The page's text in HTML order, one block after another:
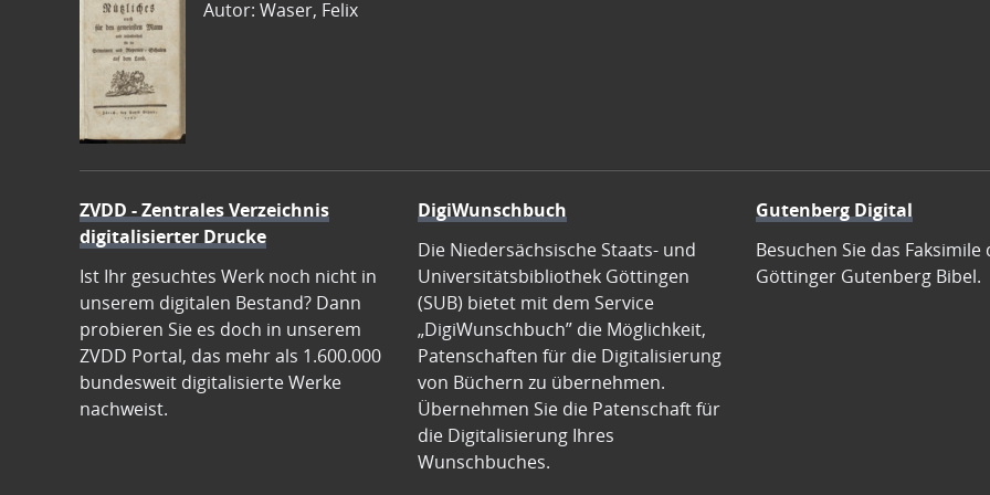
Autor: Waser, Felix
ZVDD - Zentrales Verzeichnis
digitalisierter Drucke
Ist Ihr gesuchtes Werk noch nicht in
unserem digitalen Bestand? Dann
probieren Sie es doch in unserem
ZVDD Portal, das mehr als 1.600.000
bundesweit digitalisierte Werke
nachweist.
DigiWunschbuch
Die Niedersächsische Staats- und
Universitätsbibliothek Göttingen
(SUB) bietet mit dem Service
„DigiWunschbuch” die Möglichkeit,
Patenschaften für die Digitalisierung
von Büchern zu übernehmen.
Übernehmen Sie die Patenschaft für
die Digitalisierung Ihres
Wunschbuches.
Gutenberg Digital
Besuchen Sie das Faksimile
Göttinger Gutenberg Bibel.